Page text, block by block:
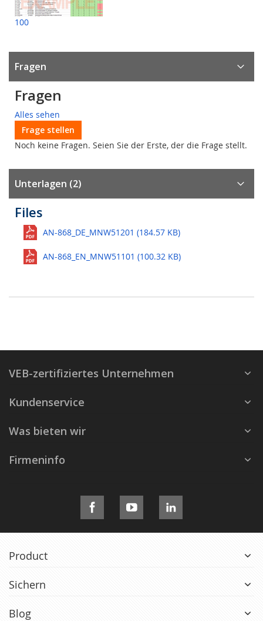
100
Fragen
Fragen
Alles sehen
Frage stellen
Noch keine Fragen. Seien Sie der Erste, der die Frage stellt.
Unterlagen (2)
Files
AN-868_DE_MNW51201 (184.57 KB)
AN-868_EN_MNW51101 (100.32 KB)
VEB-zertifiziertes Unternehmen
Kundenservice
Was bieten wir
Firmeninfo
Product
Sichern
Blog